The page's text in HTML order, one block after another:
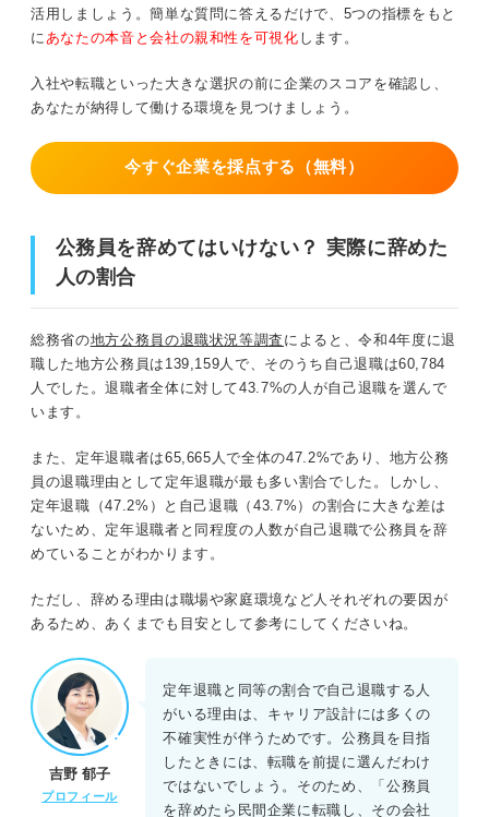
活用しましょう。簡単な質問に答えるだけで、5つの指標をもと
に あなたの本音と会社の親和性を可視化 します。
入社や転職といった大きな選択の前に企業のスコアを確認し、
あなたが納得して働ける環境を見つけましょう。
今すぐ企業を採点する（無料）
公務員を辞めてはいけない？ 実際に辞めた
人の割合
総務省の地方公務員の退職状況等調査 によると、令和4年度に退
職した地方公務員は139,159人で、そのうち自己退職は60,784
人でした。退職者全体に対して43.7%の人が自己退職を選んで
います。
また、定年退職者は65,665人で全体の47.2%であり、地方公務
員の退職理由として定年退職が最も多い割合でした。しかし、
定年退職（47.2%）と自己退職（43.7%）の割合に大きな差は
ないため、定年退職者と同程度の人数が自己退職で公務員を辞
めていることがわかります。
ただし、辞める理由は職場や家庭環境など人それぞれの要因が
あるため、あくまでも目安として参考にしてくださいね。
吉野 郁子
プロフィール
定年退職と同等の割合で自己退職する人
がいる理由は、キャリア設計には多くの
不確実性が伴うためです。公務員を目指
したときには、転職を前提に選んだわけ
ではないでしょう。そのため、「公務員
を辞めたら民間企業に転職し、その会社
民間企業への転職で悩みを解消できるのか
失業保険がないため転職時期に注意する
退職しやすい時期を確認しておく
公務員を辞めるべきか検討したうえで自分に合った選択を
しよう